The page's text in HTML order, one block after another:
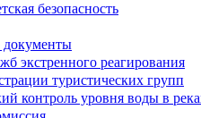
безопасность
экстренного реагирования
туристических групп
контроль уровня воды в